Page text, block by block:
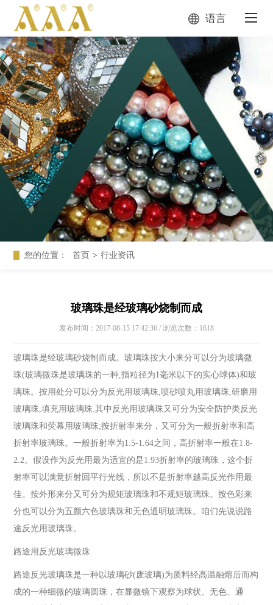
语言
您的位置： 首页 > 行业资讯
玻璃珠是经玻璃砂烧制而成
发布时间：2017-08-15 17:42:36 / 浏览次数：1618
玻璃珠是经玻璃砂烧制而成。玻璃珠按大小来分可以分为玻璃微
珠(玻璃微珠是玻璃珠的一种,指粒径为1毫米以下的实心球体)和玻
璃珠。按用处分可以分为反光用玻璃珠,喷砂喷丸用玻璃珠,研磨用
玻璃珠,填充用玻璃珠.其中反光用玻璃珠又可分为安全防护类反光
玻璃珠和荧幕用玻璃珠;按折射率来分，又可分为一般折射率和高
折射率玻璃珠。一般折射率为1.5-1.64之间，高折射率一般在1.8-
2.2。假设作为反光用最为适宜的是1.93折射率的玻璃珠，这个折
射率可以满意折射回平行光线，所以不是折射率越高反光作用最
佳。按外形来分又可分为规矩玻璃珠和不规矩玻璃珠。按色彩来
分也可以分为五颜六色玻璃珠和无色通明玻璃珠。咱们先说说路
途反光用玻璃珠。
路途用反光玻璃微珠
路途反光玻璃珠是一种以玻璃砂(废玻璃)为质料经高温融熔后而构
成的一种细微的玻璃圆珠，在显微镜下观察为球状、无色、通